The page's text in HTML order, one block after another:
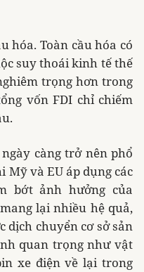
hóa. Toàn cầu hóa có
suy thoái kinh tế thế
trọng hơn trong
vốn FDI chỉ chiếm
càng trở nên phổ
Mỹ và EU áp dụng các
bớt ảnh hưởng của
lại nhiều hệ quả,
dịch chuyển cơ sở sản
quan trọng như vật
xe điện về lại trong